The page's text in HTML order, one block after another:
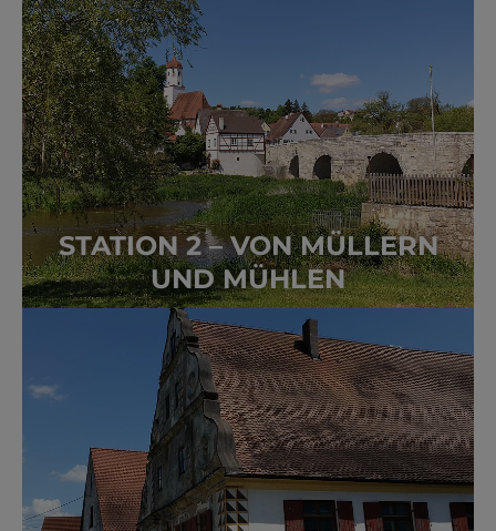
STATION 2 – VON MÜLLERN
UND MÜHLEN